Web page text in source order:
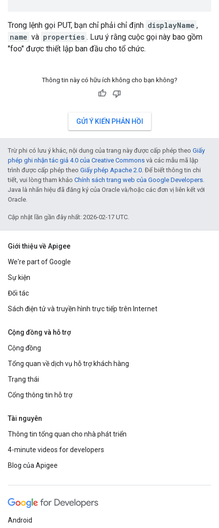
Trong lệnh gọi PUT, bạn chỉ phải chỉ định displayName ,
name và properties . Lưu ý rằng cuộc gọi này bao gồm
"foo" được thiết lập ban đầu cho tổ chức.
Thông tin này có hữu ích không cho bạn không?
GỬI Ý KIẾN PHẢN HỒI
Trừ phi có lưu ý khác, nội dung của trang này được cấp phép theo Giấy
phép ghi nhận tác giả 4.0 của Creative Commons và các mẫu mã lập
trình được cấp phép theo Giấy phép Apache 2.0. Để biết thông tin chi
tiết, vui lòng tham khảo Chính sách trang web của Google Developers.
Java là nhãn hiệu đã đăng ký của Oracle và/hoặc các đơn vị liên kết với
Oracle.
Cập nhật lần gần đây nhất: 2026-02-17 UTC.
Giới thiệu về Apigee
We're part of Google
Sự kiện
Đối tác
Sách điện tử và truyền hình trực tiếp trên Internet
Cộng đồng và hỗ trợ
Cộng đồng
Tổng quan về dịch vụ hỗ trợ khách hàng
Trạng thái
Cổng thông tin hỗ trợ
Tài nguyên
Thông tin tổng quan cho nhà phát triển
4-minute videos for developers
Blog của Apigee
Android